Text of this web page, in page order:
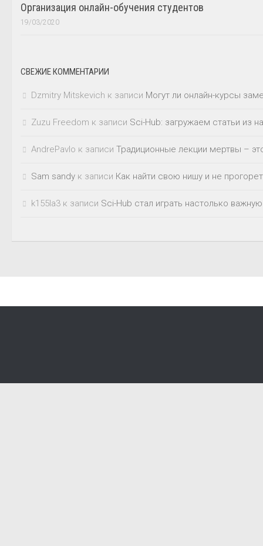
Организация онлайн-обучения студентов
19/03/2020
СВЕЖИЕ КОММЕНТАРИИ
Dzmitry Mitskevich к записи Могут ли онлайн-курсы
Zuzu Freedom к записи Sci-Hub: загружаем статьи из
AndrePavlo к записи Традиционные лекции мертвы –
Sam sandy к записи Как найти свою нишу и не
k155la3 к записи Sci-Hub стал играть настолько